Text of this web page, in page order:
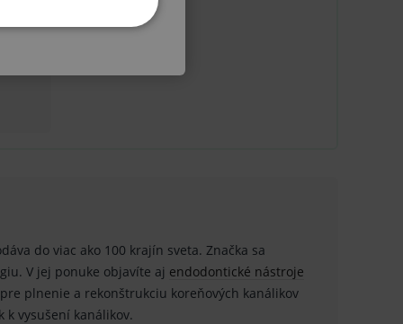
do viac ako 100 krajín sveta. Značka sa
V jej ponuke objavíte aj endodontické nástroje
pre plnenie a rekonštrukciu koreňových kanálikov
k vysušení kanálikov.
relací uživatelů